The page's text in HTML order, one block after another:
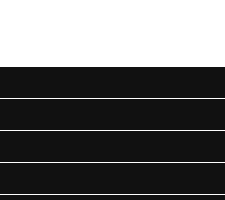
BLACK M
BLACK L
BLACK XL